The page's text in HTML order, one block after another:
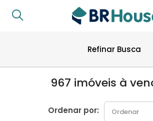
Refinar Busca
967 imóveis à
Ordenar por: